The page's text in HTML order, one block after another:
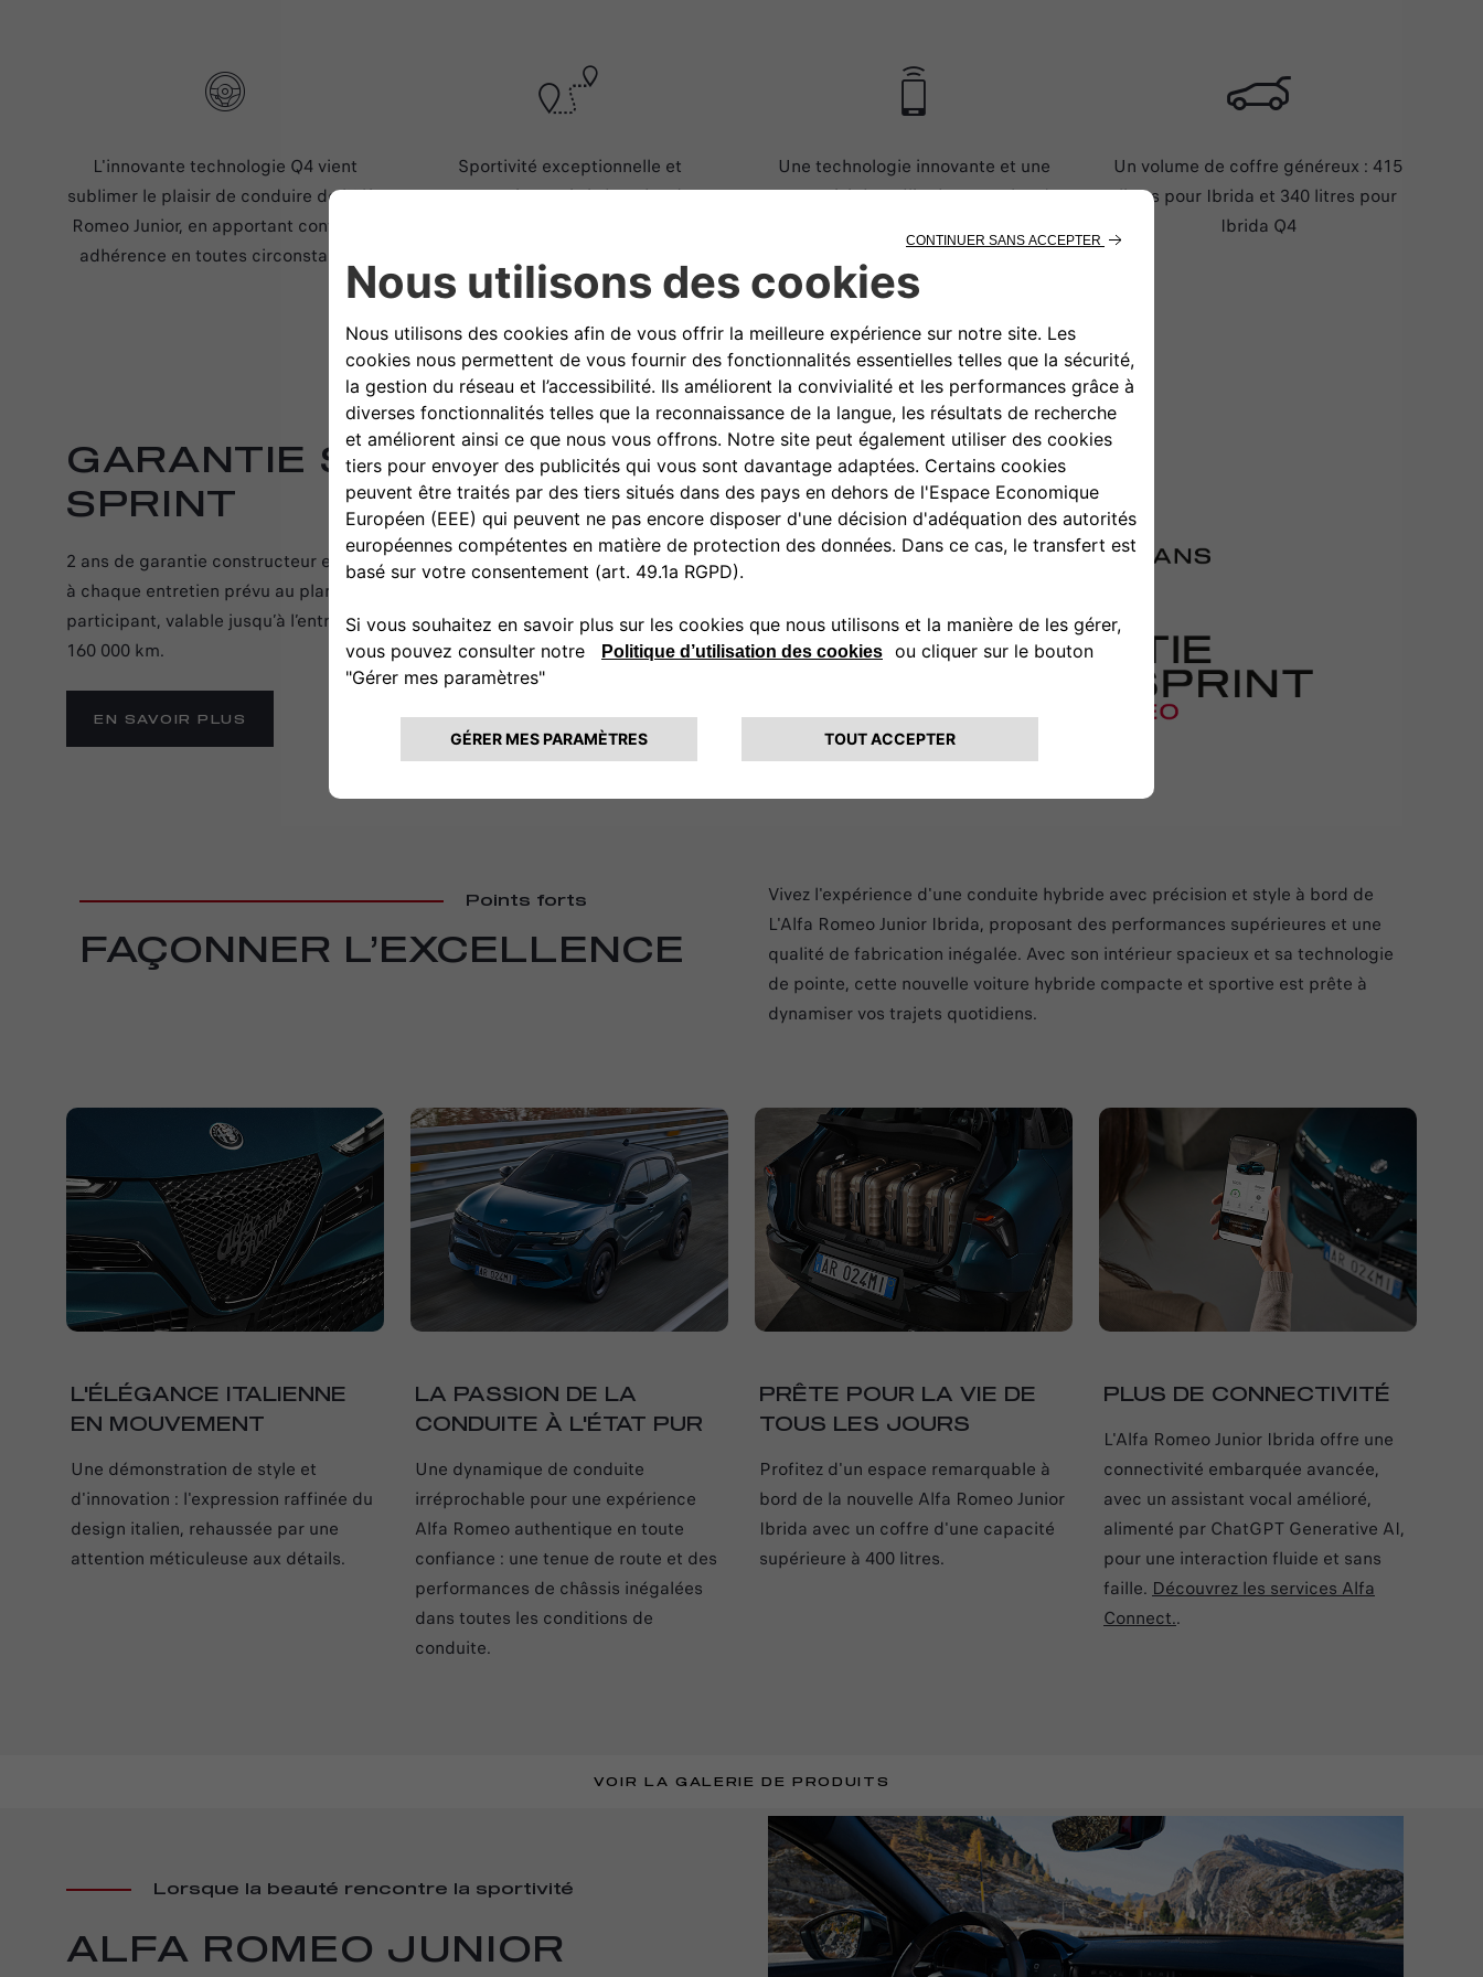
L'innovante technologie Q4 vient
sublimer le plaisir de conduire de l'Alfa
Romeo Junior, en apportant confort et
adhérence en toutes circonstances.
Sportivité exceptionnelle et
consommation maitrisée grâce à une
Une technologie innovante et une
connectivité améliorée pour plus de
Un volume de coffre généreux : 415
litres pour Ibrida et 340 litres pour
Ibrida Q4
GARANTIE SPÉCIALE
SPRINT
2 ans de garantie constructeur et jusqu’à 6 ans de garantie additionnelle activée
à chaque entretien prévu au plan d’entretien effectué dans le réseau Alfa Romeo
participant, valable jusqu’à l’entretien suivant, dans la double limite de 8 ans ou
160 000 km.
EN SAVOIR PLUS
Points forts
FAÇONNER L’EXCELLENCE
Vivez l'expérience d'une conduite hybride avec précision et style à bord de
L'Alfa Romeo Junior Ibrida, proposant des performances supérieures et une
qualité de fabrication inégalée. Avec son intérieur spacieux et sa technologie
de pointe, cette nouvelle voiture hybride compacte et sportive est prête à
dynamiser vos trajets quotidiens.
L'ÉLÉGANCE ITALIENNE
EN MOUVEMENT
Une démonstration de style et
d'innovation : l'expression raffinée du
design italien, rehaussée par une
attention méticuleuse aux détails.
LA PASSION DE LA
CONDUITE À L'ÉTAT PUR
Une dynamique de conduite
irréprochable pour une expérience
Alfa Romeo authentique en toute
confiance : une tenue de route et des
performances de châssis inégalées
dans toutes les conditions de
conduite.
PRÊTE POUR LA VIE DE
TOUS LES JOURS
Profitez d'un espace remarquable à
bord de la nouvelle Alfa Romeo Junior
Ibrida avec un coffre d'une capacité
supérieure à 400 litres.
PLUS DE CONNECTIVITÉ
L'Alfa Romeo Junior Ibrida offre une
connectivité embarquée avancée,
avec un assistant vocal amélioré,
alimenté par ChatGPT Generative AI,
pour une interaction fluide et sans
faille. Découvrez les services Alfa
Connect..
VOIR LA GALERIE DE PRODUITS
Lorsque la beauté rencontre la sportivité
ALFA ROMEO JUNIOR